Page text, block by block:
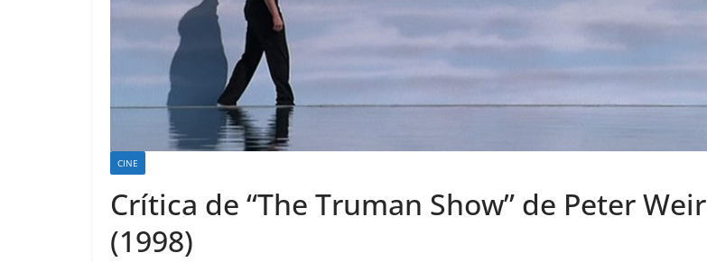
CINE
Crítica de “The Truman Show” de Peter Weir
(1998)